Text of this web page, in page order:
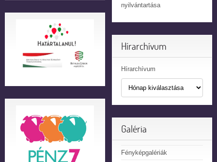
nyilvántartása
Hírarchívum
Hírarchívum
Galéria
Fényképgalériák